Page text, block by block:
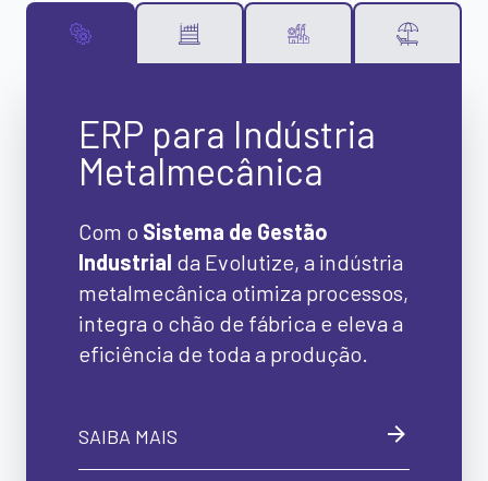
ERP para Indústria
Metalmecânica
Com o Sistema de Gestão
Industrial da Evolutize, a indústria
metalmecânica otimiza processos,
integra o chão de fábrica e eleva a
eficiência de toda a produção.
SAIBA MAIS